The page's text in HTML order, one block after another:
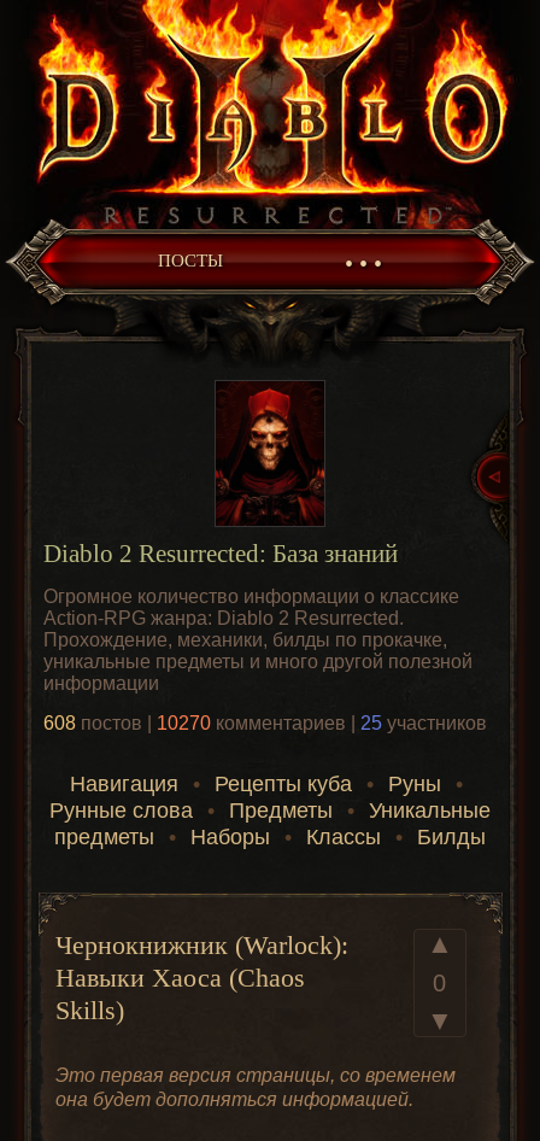
ПОСТЫ • • •
Diablo 2 Resurrected: База знаний
Огромное количество информации о классике
Action-RPG жанра: Diablo 2 Resurrected.
Прохождение, механики, билды по прокачке,
уникальные предметы и много другой полезной
информации
608 постов | 10270 комментариев | 25 участников
Навигация • Рецепты куба • Руны
•
Рунные слова
• Предметы • Уникальные
предметы
• Наборы • Классы • Билды
▲
0
▼
Чернокнижник (Warlock):
Навыки Хаоса (Chaos
Skills)
Это первая версия страницы, со временем
она будет дополняться информацией.